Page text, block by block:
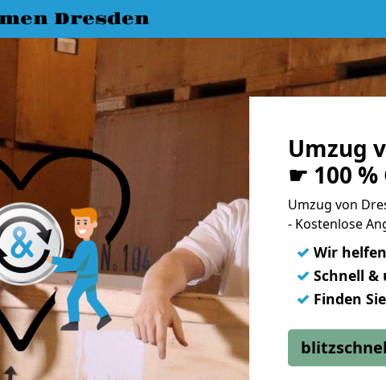
Dresden
Umzug
☛ 100
Umzug von
- Kostenlose
✓ Wir
✓ Schnell
✓ Finden